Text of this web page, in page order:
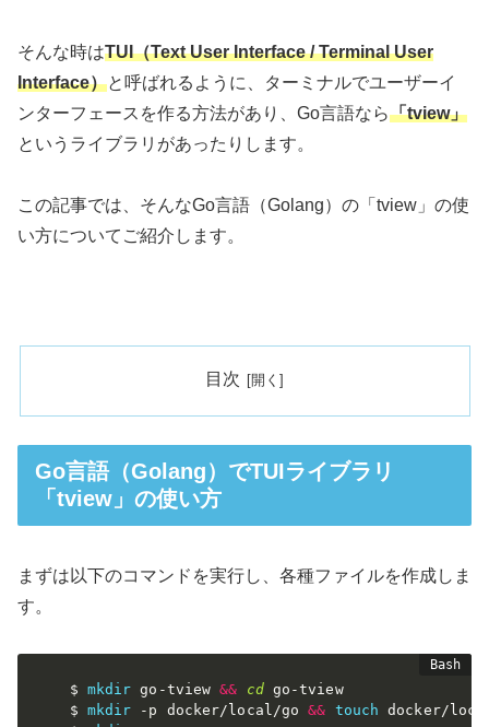
そんな時はTUI（Text User Interface / Terminal User
Interface）と呼ばれるように、ターミナルでユーザーイ
ンターフェースを作る方法があり、Go言語なら「tview」
というライブラリがあったりします。
この記事では、そんなGo言語（Golang）の「tview」の使
い方についてご紹介します。
目次
Go言語（Golang）でTUIライブラリ
「tview」の使い方
まずは以下のコマンドを実行し、各種ファイルを作成しま
す。
$ mkdir go-tview && cd go-tview
$ mkdir -p docker/local/go && touch docker/